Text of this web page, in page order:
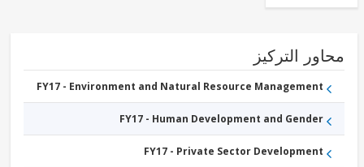
التركيز
FY17 - Environment and Natural Resource Management
FY17 - Human Development and Gender
FY17 - Private Sector Development